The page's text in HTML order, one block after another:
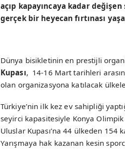
açıp kapayıncaya kadar
gerçek bir heyecan fırtınası
Dünya bisikletinin en prestijli
Kupası, 14-16 Mart tarihleri
olan organizasyona katılacak
Türkiye’nin ilk kez ev sahipliği
seyirci kapasitesiyle Konya
Uluslar Kupası’na 44 ülkeden 154
Yarışmaya hak kazanan kesin